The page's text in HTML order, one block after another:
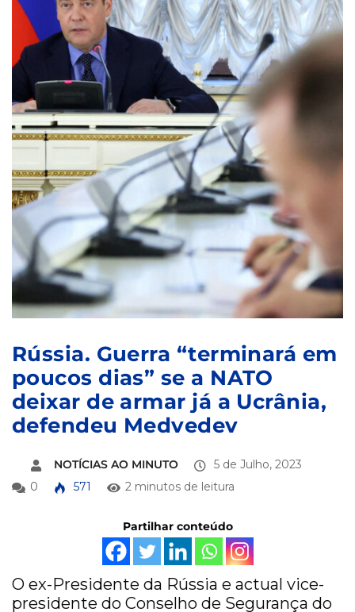
Rússia. Guerra “terminará em
poucos dias” se a NATO
deixar de armar já a Ucrânia,
defendeu Medvedev
NOTÍCIAS AO MINUTO
5 de Julho, 2023
0
571 2 minutos de leitura
Partilhar conteúdo
O ex-Presidente da Rússia e actual vice-
presidente do Conselho de Segurança do